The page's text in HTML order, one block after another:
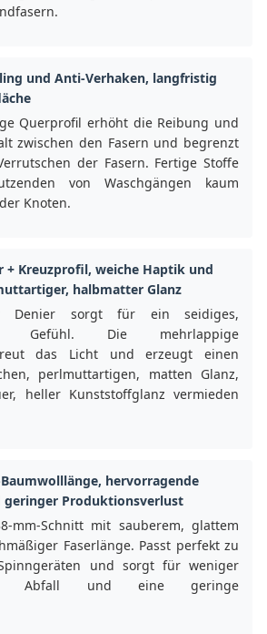
und Anti-Verhaken, langfristig
Querprofil erhöht die Reibung und
zwischen den Fasern und begrenzt
der Fasern. Fertige Stoffe
von Waschgängen kaum
Knoten.
+ Kreuzprofil, weiche Haptik und
halbmatter Glanz
Denier sorgt für ein seidiges,
Gefühl. Die mehrlappige
das Licht und erzeugt einen
perlmuttartigen, matten Glanz,
heller Kunststoffglanz vermieden
hervorragende
geringer Produktionsverlust
mm-Schnitt mit sauberem, glattem
Faserlänge. Passt perfekt zu
und sorgt für weniger
Abfall und eine geringe